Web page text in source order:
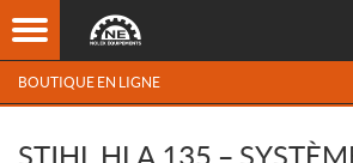
BOUTIQUE EN LIGNE
STIHL HLA 135 –